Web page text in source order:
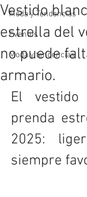
Moda y Tendencias
Eventos
Moda y tendencias
Vestido
estrella del
no puede
armario.
El
prenda
2025:
siempre